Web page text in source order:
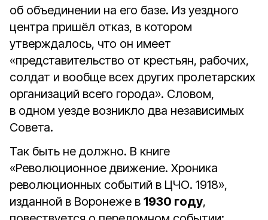
об объединении на его базе. Из уездного
центра пришёл отказ, в котором
утверждалось, что он имеет
«представительство от крестьян, рабочих,
солдат и вообще всех других пролетарских
организаций всего города». Словом,
в одном уезде возникло два независимых
Совета.
Так быть не должно. В книге
«Революционное движение. Хроника
революционных событий в ЦЧО. 1918»,
изданной в Воронеже в 1930 году,